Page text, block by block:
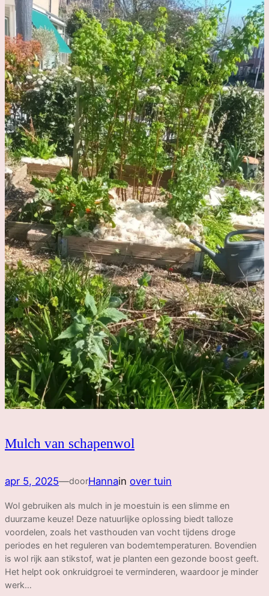
Mulch van schapenwol
apr 5, 2025—doorHannain over tuin
Wol gebruiken als mulch in je moestuin is een slimme en
duurzame keuze! Deze natuurlijke oplossing biedt talloze
voordelen, zoals het vasthouden van vocht tijdens droge
periodes en het reguleren van bodemtemperaturen. Bovendien
is wol rijk aan stikstof, wat je planten een gezonde boost geeft.
Het helpt ook onkruidgroei te verminderen, waardoor je minder
werk…